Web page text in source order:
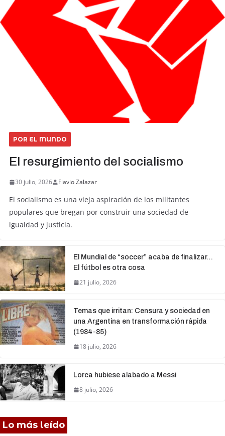
POR EL MUNDO
El resurgimiento del socialismo
30 julio, 2026 Flavio Zalazar
El socialismo es una vieja aspiración de los militantes
populares que bregan por construir una sociedad de
igualdad y justicia.
El Mundial de “soccer” acaba de finalizar…
El fútbol es otra cosa
21 julio, 2026
Temas que irritan: Censura y sociedad en
una Argentina en transformación rápida
(1984-85)
18 julio, 2026
Lorca hubiese alabado a Messi
8 julio, 2026
Lo más leído